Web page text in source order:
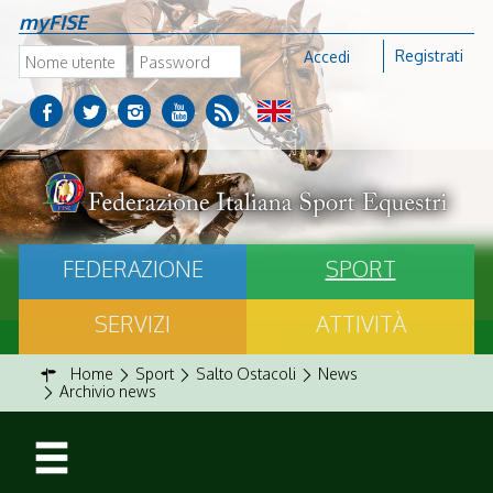
myFISE
Accedi Registrati
FEDERAZIONE
SPORT
SERVIZI
ATTIVITÀ
Home Sport Salto Ostacoli
News
Archivio news